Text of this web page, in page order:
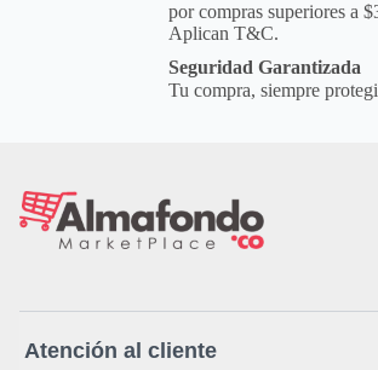
por compras superiores a
Aplican T&C.
Seguridad Garantizada
Tu compra, siempre
Atención al cliente